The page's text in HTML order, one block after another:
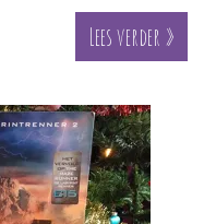
Lees verder »